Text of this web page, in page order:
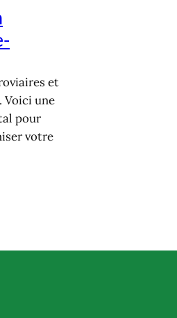
et
Voici une
pour
votre